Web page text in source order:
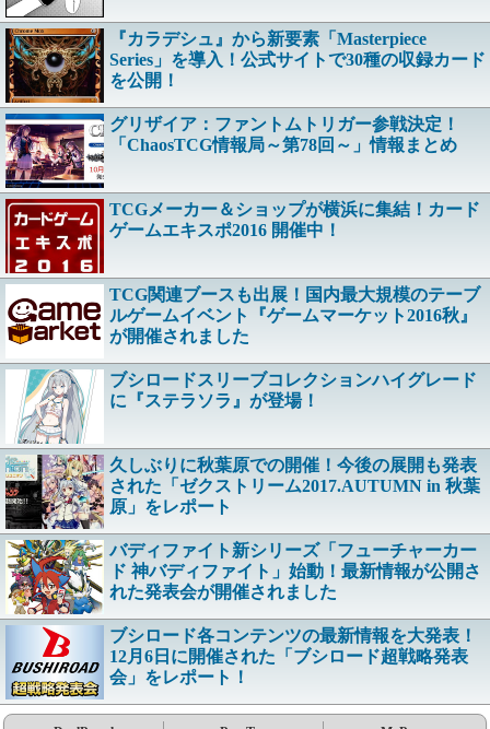
『カラデシュ』から新要素「Masterpiece
Series」を導入！公式サイトで30種の収録カード
を公開！
グリザイア：ファントムトリガー参戦決定！
「ChaosTCG情報局～第78回～」情報まとめ
TCGメーカー＆ショップが横浜に集結！カード
ゲームエキスポ2016 開催中！
TCG関連ブースも出展！国内最大規模のテーブ
ルゲームイベント『ゲームマーケット2016秋』
が開催されました
ブシロードスリーブコレクションハイグレード
に『ステラソラ』が登場！
久しぶりに秋葉原での開催！今後の展開も発表
された「ゼクストリーム2017.AUTUMN in 秋葉
原」をレポート
バディファイト新シリーズ「フューチャーカー
ド 神バディファイト」始動！最新情報が公開さ
れた発表会が開催されました
ブシロード各コンテンツの最新情報を大発表！
12月6日に開催された「ブシロード超戦略発表
会」をレポート！